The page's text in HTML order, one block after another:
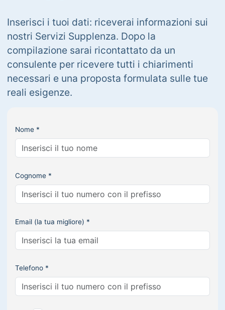
Inserisci i tuoi dati: riceverai informazioni sui
nostri Servizi Supplenza. Dopo la
compilazione sarai ricontattato da un
consulente per ricevere tutti i chiarimenti
necessari e una proposta formulata sulle tue
reali esigenze.
Nome *
Cognome *
Email (la tua migliore) *
Telefono *